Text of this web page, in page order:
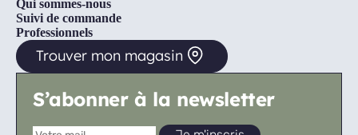
Qui sommes-nous
Suivi de commande
Professionnels
Trouver mon magasin
S’abonner à la newsletter